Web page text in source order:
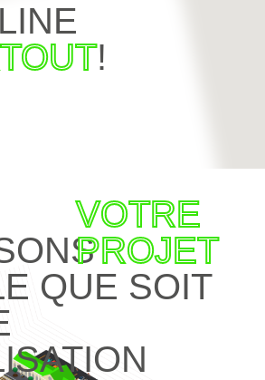
!
VOTRE
PROJET
QUE SOIT